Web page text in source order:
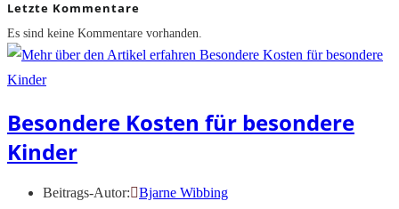
Letzte Kommentare
Es sind keine Kommentare vorhanden.
Besondere Kosten für besondere
Kinder
Beitrags-Autor:
Bjarne Wibbing